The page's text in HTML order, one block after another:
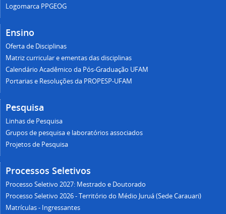
Logomarca PPGEOG
Ensino
Oferta de Disciplinas
Matriz curricular e ementas das disciplinas
Calendário Acadêmico da Pós-Graduação UFAM
Portarias e Resoluções da PROPESP-UFAM
Pesquisa
Linhas de Pesquisa
Grupos de pesquisa e laboratórios associados
Projetos de Pesquisa
Processos Seletivos
Processo Seletivo 2027: Mestrado e Doutorado
Processo Seletivo 2026 - Território do Médio Juruá (Sede Carauari)
Matrículas - Ingressantes